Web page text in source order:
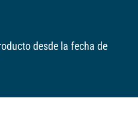
desde la fecha de